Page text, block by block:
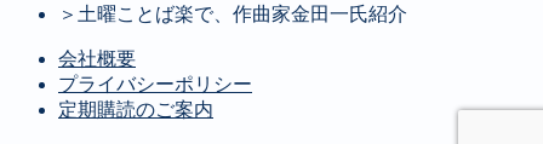
＞ 土曜ことば楽で、作曲家金田一氏紹介
会社概要
プライバシーポリシー
定期購読のご案内